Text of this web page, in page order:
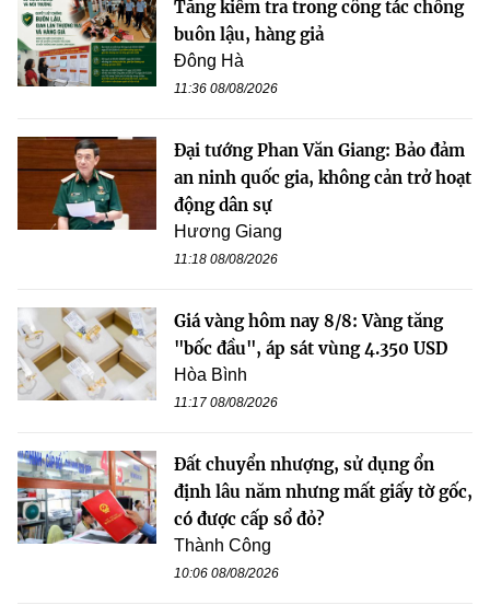
Tăng kiểm tra trong công tác chống
buôn lậu, hàng giả
Đông Hà
11:36 08/08/2026
Đại tướng Phan Văn Giang: Bảo đảm
an ninh quốc gia, không cản trở hoạt
động dân sự
Hương Giang
11:18 08/08/2026
Giá vàng hôm nay 8/8: Vàng tăng
"bốc đầu", áp sát vùng 4.350 USD
Hòa Bình
11:17 08/08/2026
Đất chuyển nhượng, sử dụng ổn
định lâu năm nhưng mất giấy tờ gốc,
có được cấp sổ đỏ?
Thành Công
10:06 08/08/2026